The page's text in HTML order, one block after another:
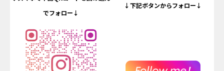
でフォロー↓
↓下記ボタンからフォロー↓